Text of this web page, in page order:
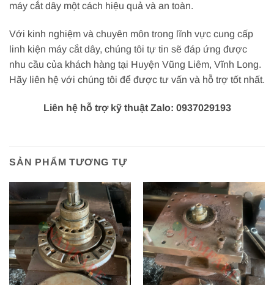
máy cắt dây một cách hiệu quả và an toàn.
Với kinh nghiệm và chuyên môn trong lĩnh vực cung cấp
linh kiện máy cắt dây, chúng tôi tự tin sẽ đáp ứng được
nhu cầu của khách hàng tại Huyện Vũng Liêm, Vĩnh Long.
Hãy liên hệ với chúng tôi để được tư vấn và hỗ trợ tốt nhất.
Liên hệ hỗ trợ kỹ thuật Zalo: 0937029193
SẢN PHẨM TƯƠNG TỰ